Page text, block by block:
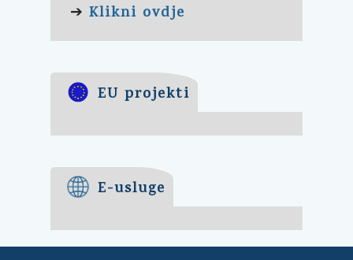
➔ Klikni ovdje
EU projekti
E-usluge